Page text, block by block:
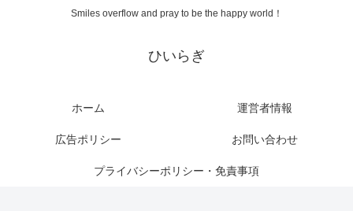
Smiles overflow and pray to be the happy world！
ひいらぎ
ホーム 運営者情報
広告ポリシー お問い合わせ
プライバシーポリシー・免責事項